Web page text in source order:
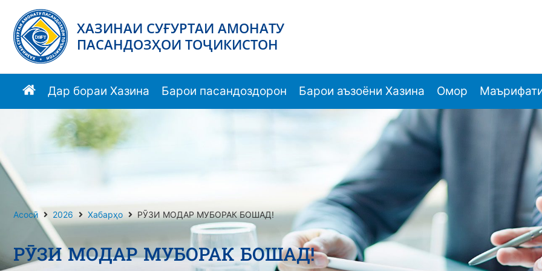
ХАЗИНАИ СУҒУРТАИ АМОНАТУ
ПАСАНДОЗҲОИ ТОҶИКИСТОН
Дар бораи Хазина Барои пасандоздорон Барои аъзоёни Хазина Омор
Асосӣ 2026 Хабарҳо РӮЗИ МОДАР МУБОРАК БОШАД!
РӮЗИ МОДАР МУБОРАК БОШАД!